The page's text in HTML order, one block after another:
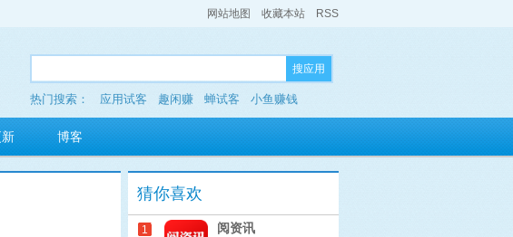
网站地图 收藏本站 RSS
搜应用
热门搜索： 应用试客 趣闲赚 蝉试客 小鱼赚钱
多玩红包
博客
猜你喜欢
1 阅资讯